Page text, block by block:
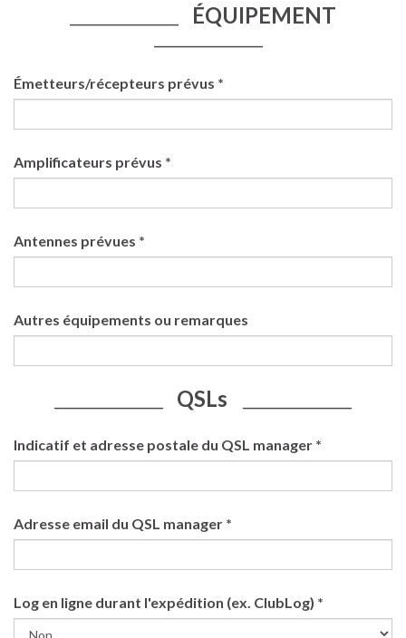
ÉQUIPEMENT
Émetteurs/récepteurs prévus *
Amplificateurs prévus *
Antennes prévues *
Autres équipements ou remarques
QSLs
Indicatif et adresse postale du QSL manager *
Adresse email du QSL manager *
Log en ligne durant l'expédition (ex. ClubLog) *